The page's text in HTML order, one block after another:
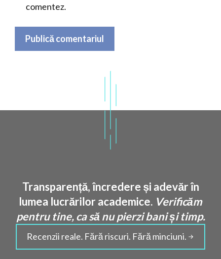
comentez.
Transparență, încredere și adevăr în
lumea lucrărilor academice. Verificăm
pentru tine, ca să nu pierzi bani și timp.
Recenzii reale. Fără riscuri. Fără minciuni.